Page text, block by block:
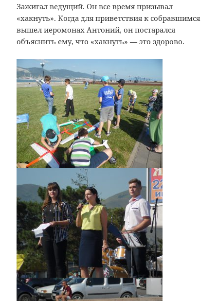
Зажигал ведущий. Он все время призывал
«хакнуть». Когда для приветствия к собравшимся
вышел иеромонах Антоний, он постарался
объяснить ему, что «хакнуть» — это здорово.